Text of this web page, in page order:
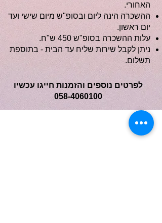
האחורי.
ההשכרה הינה ליום ובסופ"ש מיום שישי ועד
יום ראשון.
עלות ההשכרה בסופ"ש 450 ש"ח.
ניתן לקבל שירות שליח עד הבית - בתוספת
תשלום.
לפרטים נוספים והזמנות חייגו עכשיו
058-4060100